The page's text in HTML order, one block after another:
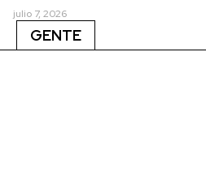
julio 7, 2026
GENTE